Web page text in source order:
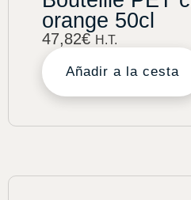
orange 50cl
47,82€ H.T.
Añadir a la cesta